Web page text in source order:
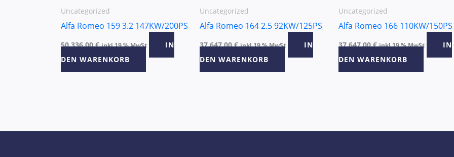
Uncategorized
Alfa Romeo 159 3.2 147KW/200PS
50.336,00€ inkl 19 % MwSt
IN
DEN WARENKORB
Uncategorized
Alfa Romeo 164 2.5 92KW/125PS
37.647,00€ inkl 19 % MwSt
IN
DEN WARENKORB
Uncategorized
Alfa Romeo 166 110KW/150PS
37.647,00€ inkl 19 % MwSt
IN
DEN WARENKORB